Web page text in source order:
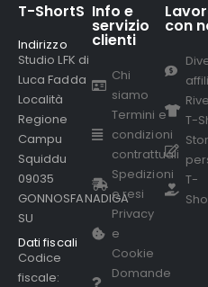
T-ShortS
Indirizzo
Studio LFK di
Luca Fadda
Località
Regione
Campu
Squiddu
09035
GONNOSFANADIGA
SU
Dati fiscali
Codice
fiscale:
Info e
servizio
clienti
Chi
siamo
Termini e
condizioni
contrattuali
Spedizioni
e resi
Privacy
e
Cookie
Domande
con
T-
T-